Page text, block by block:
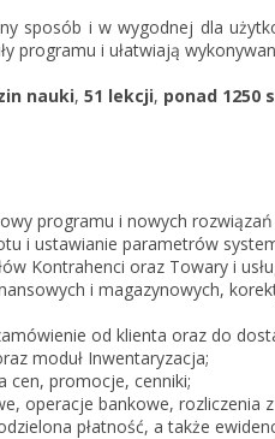
sposób i w wygodnej dla
programu i ułatwiają
nauki, 51 lekcji, ponad 1250
programu i nowych
i ustawianie parametrów
Kontrahenci oraz Towary i
i magazynowych,
od klienta oraz do
moduł Inwentaryzacja;
cen, promocje, cenniki;
operacje bankowe, rozliczenia
płatność, a także